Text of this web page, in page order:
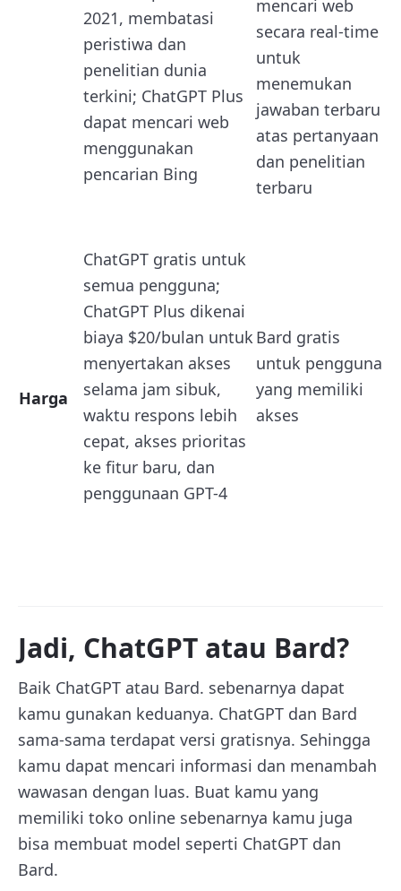
2021, membatasi
peristiwa dan
penelitian dunia
terkini; ChatGPT Plus
dapat mencari web
menggunakan
pencarian Bing
mencari web
secara real-time
untuk
menemukan
jawaban terbaru
atas pertanyaan
dan penelitian
terbaru
Harga
ChatGPT gratis untuk
semua pengguna;
ChatGPT Plus dikenai
biaya $20/bulan untuk
menyertakan akses
selama jam sibuk,
waktu respons lebih
cepat, akses prioritas
ke fitur baru, dan
penggunaan GPT-4
Bard gratis
untuk pengguna
yang memiliki
akses
Jadi, ChatGPT atau Bard?
Baik ChatGPT atau Bard. sebenarnya dapat
kamu gunakan keduanya. ChatGPT dan Bard
sama-sama terdapat versi gratisnya. Sehingga
kamu dapat mencari informasi dan menambah
wawasan dengan luas. Buat kamu yang
memiliki toko online sebenarnya kamu juga
bisa membuat model seperti ChatGPT dan
Bard.